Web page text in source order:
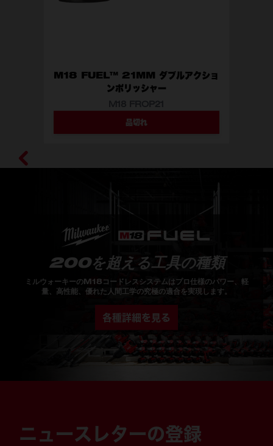
M18 FUEL™ 21MM ダブルアクショ
ンポリッシャー
品切れ
200を超える工具の種類
ミルウォーキーのM18コードレスシステムはプロ仕様のパワー、軽
量、高性能、優れた人間工学の究極の適合を実現します。
各種詳細を見る
ニュースレターの登録